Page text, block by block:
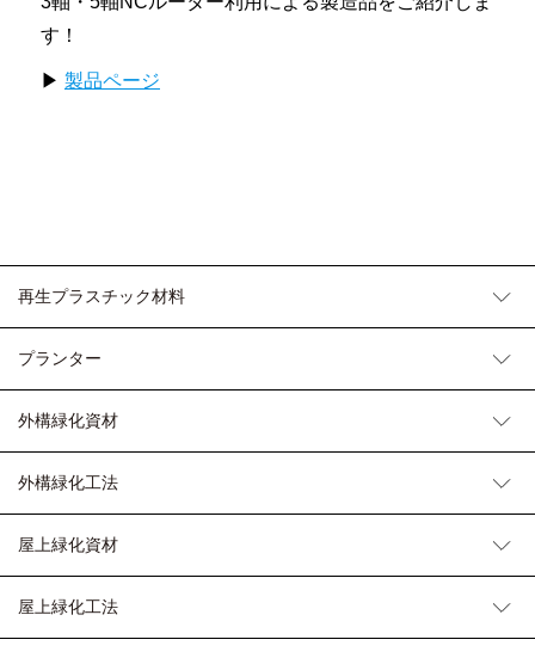
す！
▶ 製品ページ
再生プラスチック材料
プランター
外構緑化資材
外構緑化工法
屋上緑化資材
屋上緑化工法